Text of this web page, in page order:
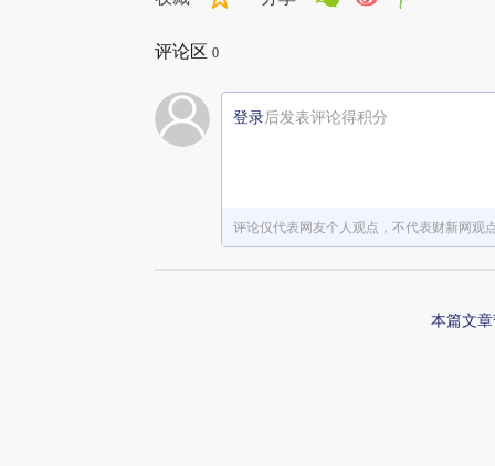
评论区 0
登录后发表评论得积分
评论仅代表网友个人观点，不代表财新网观
本篇文